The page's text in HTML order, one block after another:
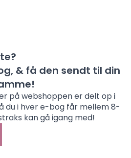
& få den sendt til din
på webshoppen er delt op i
du i hver e-bog får mellem 8-
kan gå igang med!